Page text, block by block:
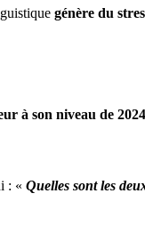
génère du
à son niveau de 2024
: « Quelles sont les